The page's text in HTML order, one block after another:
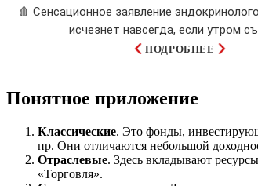
🩸 Сенсационное заявление
исчезнет навсегда, если утром
ПОДРОБНЕЕ
Понятное приложение
Классические. Это фонды,
пр. Они отличаются небольшой
Отраслевые. Здесь вкладывают
«Торговля».